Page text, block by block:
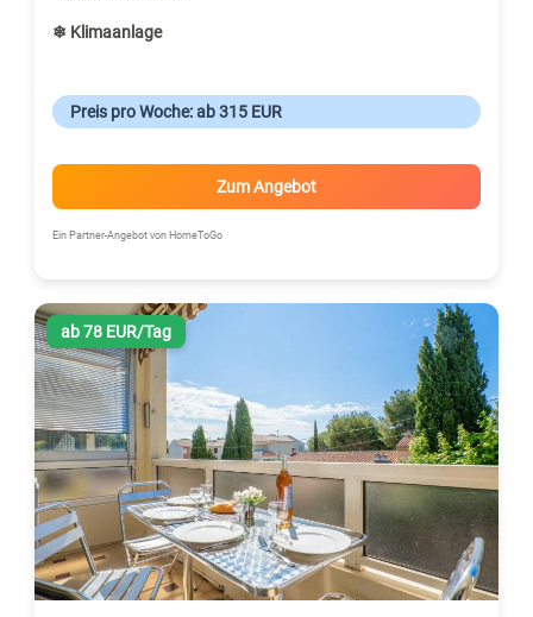
❄ Klimaanlage
Preis pro Woche: ab 315 EUR
Zum Angebot
Ein Partner-Angebot von HomeToGo
ab 78 EUR/Tag